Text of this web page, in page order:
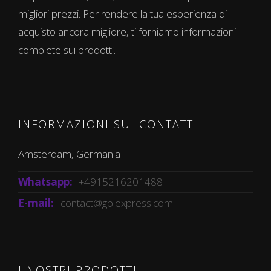
migliori prezzi. Per rendere la tua esperienza di
acquisto ancora migliore, ti forniamo informazioni
complete sui prodotti.
INFORMAZIONI SUI CONTATTI
Amsterdam, Germania
Whatsapp: +4915216201488
E-mail: contact@gblexpress.com